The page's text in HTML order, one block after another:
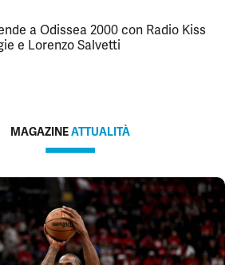
a Odissea 2000 con Radio Kiss
e Lorenzo Salvetti
MAGAZINEATTUALITÀ